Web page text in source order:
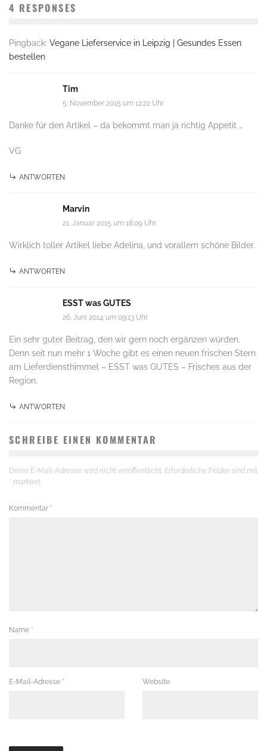
4 RESPONSES
Pingback: Vegane Lieferservice in Leipzig | Gesundes Essen
bestellen
Tim
5. November 2015 um 12:22 Uhr
Danke für den Artikel – da bekommt man ja richtig Appetit …
VG
ANTWORTEN
Marvin
21. Januar 2015 um 18:09 Uhr
Wirklich toller Artikel liebe Adelina, und vorallem schöne Bilder.
ANTWORTEN
ESST was GUTES
26. Juni 2014 um 09:13 Uhr
Ein sehr guter Beitrag, den wir gern noch ergänzen würden.
Denn seit nun mehr 1 Woche gibt es einen neuen frischen Stern
am Lieferdiensthimmel – ESST was GUTES – Frisches aus der
Region.
ANTWORTEN
SCHREIBE EINEN KOMMENTAR
Deine E-Mail-Adresse wird nicht veröffentlicht. Erforderliche Felder sind mit
* markiert
Kommentar *
Name *
E-Mail-Adresse * Website